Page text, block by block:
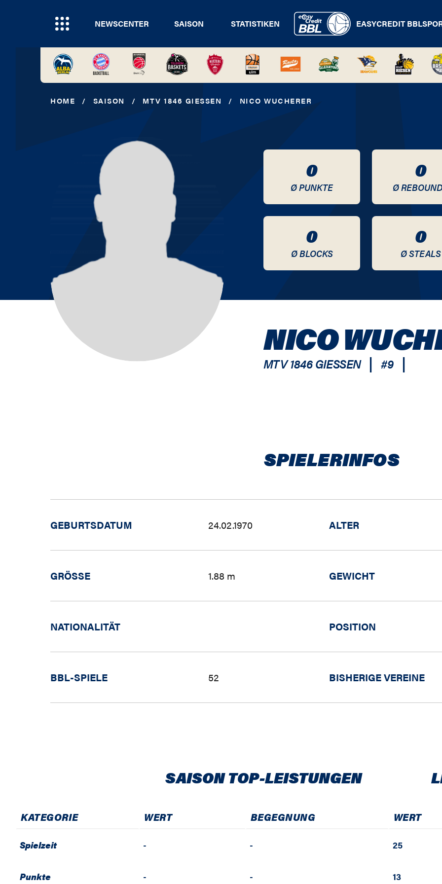
NEWSCENTER SAISON STATISTIKEN EASYCREDIT BBL
HOME / SAISON / MTV 1846 GIESSEN / NICO WUCHERER
0
Ø PUNKTE
0
Ø
0
Ø BLOCKS
0
Ø STEALS
NICO
MTV 1846 GIESSEN | #9 |
SPIELERINFOS
GEBURTSDATUM 24.02.1970 ALTER
GRÖSSE 1.88 m GEWICHT
NATIONALITÄT POSITION
BBL-SPIELE 52 BISHERIGE VEREINE
SAISON TOP-LEISTUNGEN
KATEGORIE WERT BEGEGNUNG WERT
Spielzeit - - 25
Punkte - - 13